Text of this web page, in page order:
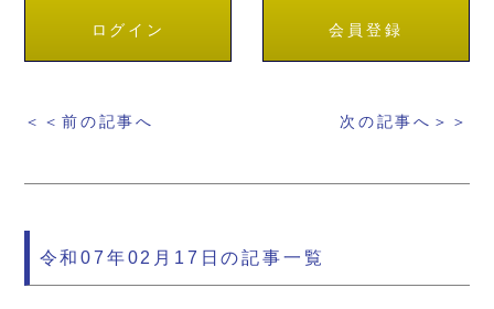
ログイン 会員登録
＜＜前の記事へ 次の記事へ＞＞
令和07年02月17日の記事一覧